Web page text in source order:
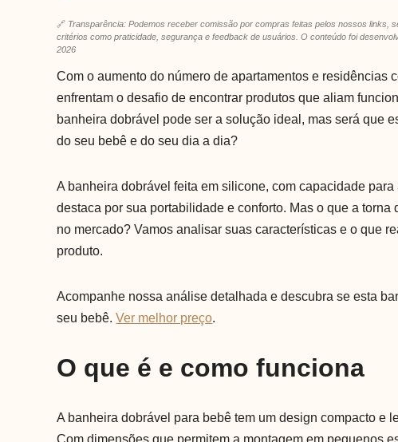
🔗 Transparência: Podemos receber comissão por compras feitas pelos nossos links,
critérios como praticidade, segurança e feedback de usuários. O conteúdo foi
2026
Com o aumento do número de apartamentos e residências
enfrentam o desafio de encontrar produtos que aliam
banheira dobrável pode ser a solução ideal, mas será que
do seu bebê e do seu dia a dia?
A banheira dobrável feita em silicone, com capacidade
destaca por sua portabilidade e conforto. Mas o que a
no mercado? Vamos analisar suas características e o que
produto.
Acompanhe nossa análise detalhada e descubra se esta
seu bebê.Ver melhor preço.
O que é e como funciona
A banheira dobrável para bebê tem um design compacto e
Com dimensões que permitem a montagem em pequenos